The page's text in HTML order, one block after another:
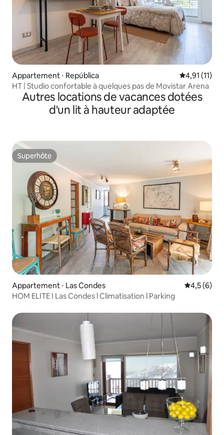
Appartement ⋅ República Évaluation
4,91 (11)
HT | Studio confortable à quelques pas de Movistar Arena
Autres locations de vacances dotées
d'un lit à hauteur adaptée
Superhôte
Superhôte
Appartement ⋅ Las Condes Évaluation
4,5 (6)
HOM ELITE I Las Condes l Climatisation l Parking